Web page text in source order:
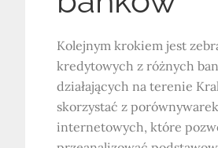
Kolejnym krokiem jest
kredytowych z różnych
działających na terenie
skorzystać z porównywarek
internetowych, które